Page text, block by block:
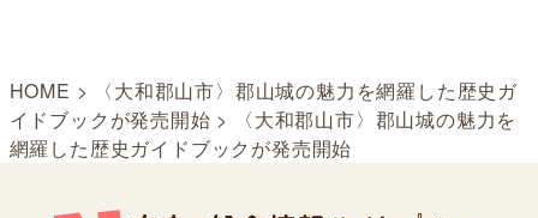
HOME >
〈大和郡山市〉郡山城の魅力を網羅した歴史ガ
イドブックが発売開始 >
〈大和郡山市〉郡山城の魅力を
網羅した歴史ガイドブックが発売開始